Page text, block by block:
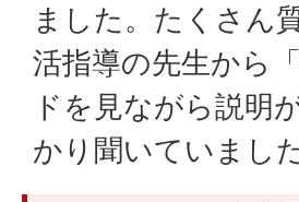
ました。たくさん
活指導の先生から
ドを見ながら説明
かり聞いていました